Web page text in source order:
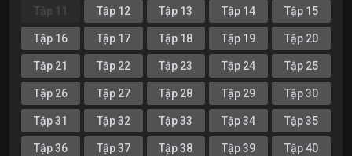
Tập 11 Tập 12 Tập 13 Tập 14 Tập 15
Tập 16 Tập 17 Tập 18 Tập 19 Tập 20
Tập 21 Tập 22 Tập 23 Tập 24 Tập 25
Tập 26 Tập 27 Tập 28 Tập 29 Tập 30
Tập 31 Tập 32 Tập 33 Tập 34 Tập 35
Tập 36 Tập 37 Tập 38 Tập 39 Tập 40